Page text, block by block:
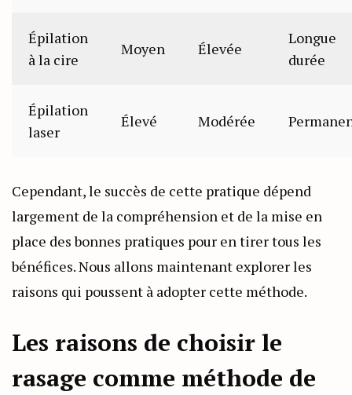
Épilation
à la cire
Moyen Élevée
Longue
durée
Épilation
laser
Élevé Modérée
Cependant, le succès de cette pratique dépend
largement de la compréhension et de la mise en
place des bonnes pratiques pour en tirer tous les
bénéfices. Nous allons maintenant explorer les
raisons qui poussent à adopter cette méthode.
Les raisons de choisir le
rasage comme méthode de